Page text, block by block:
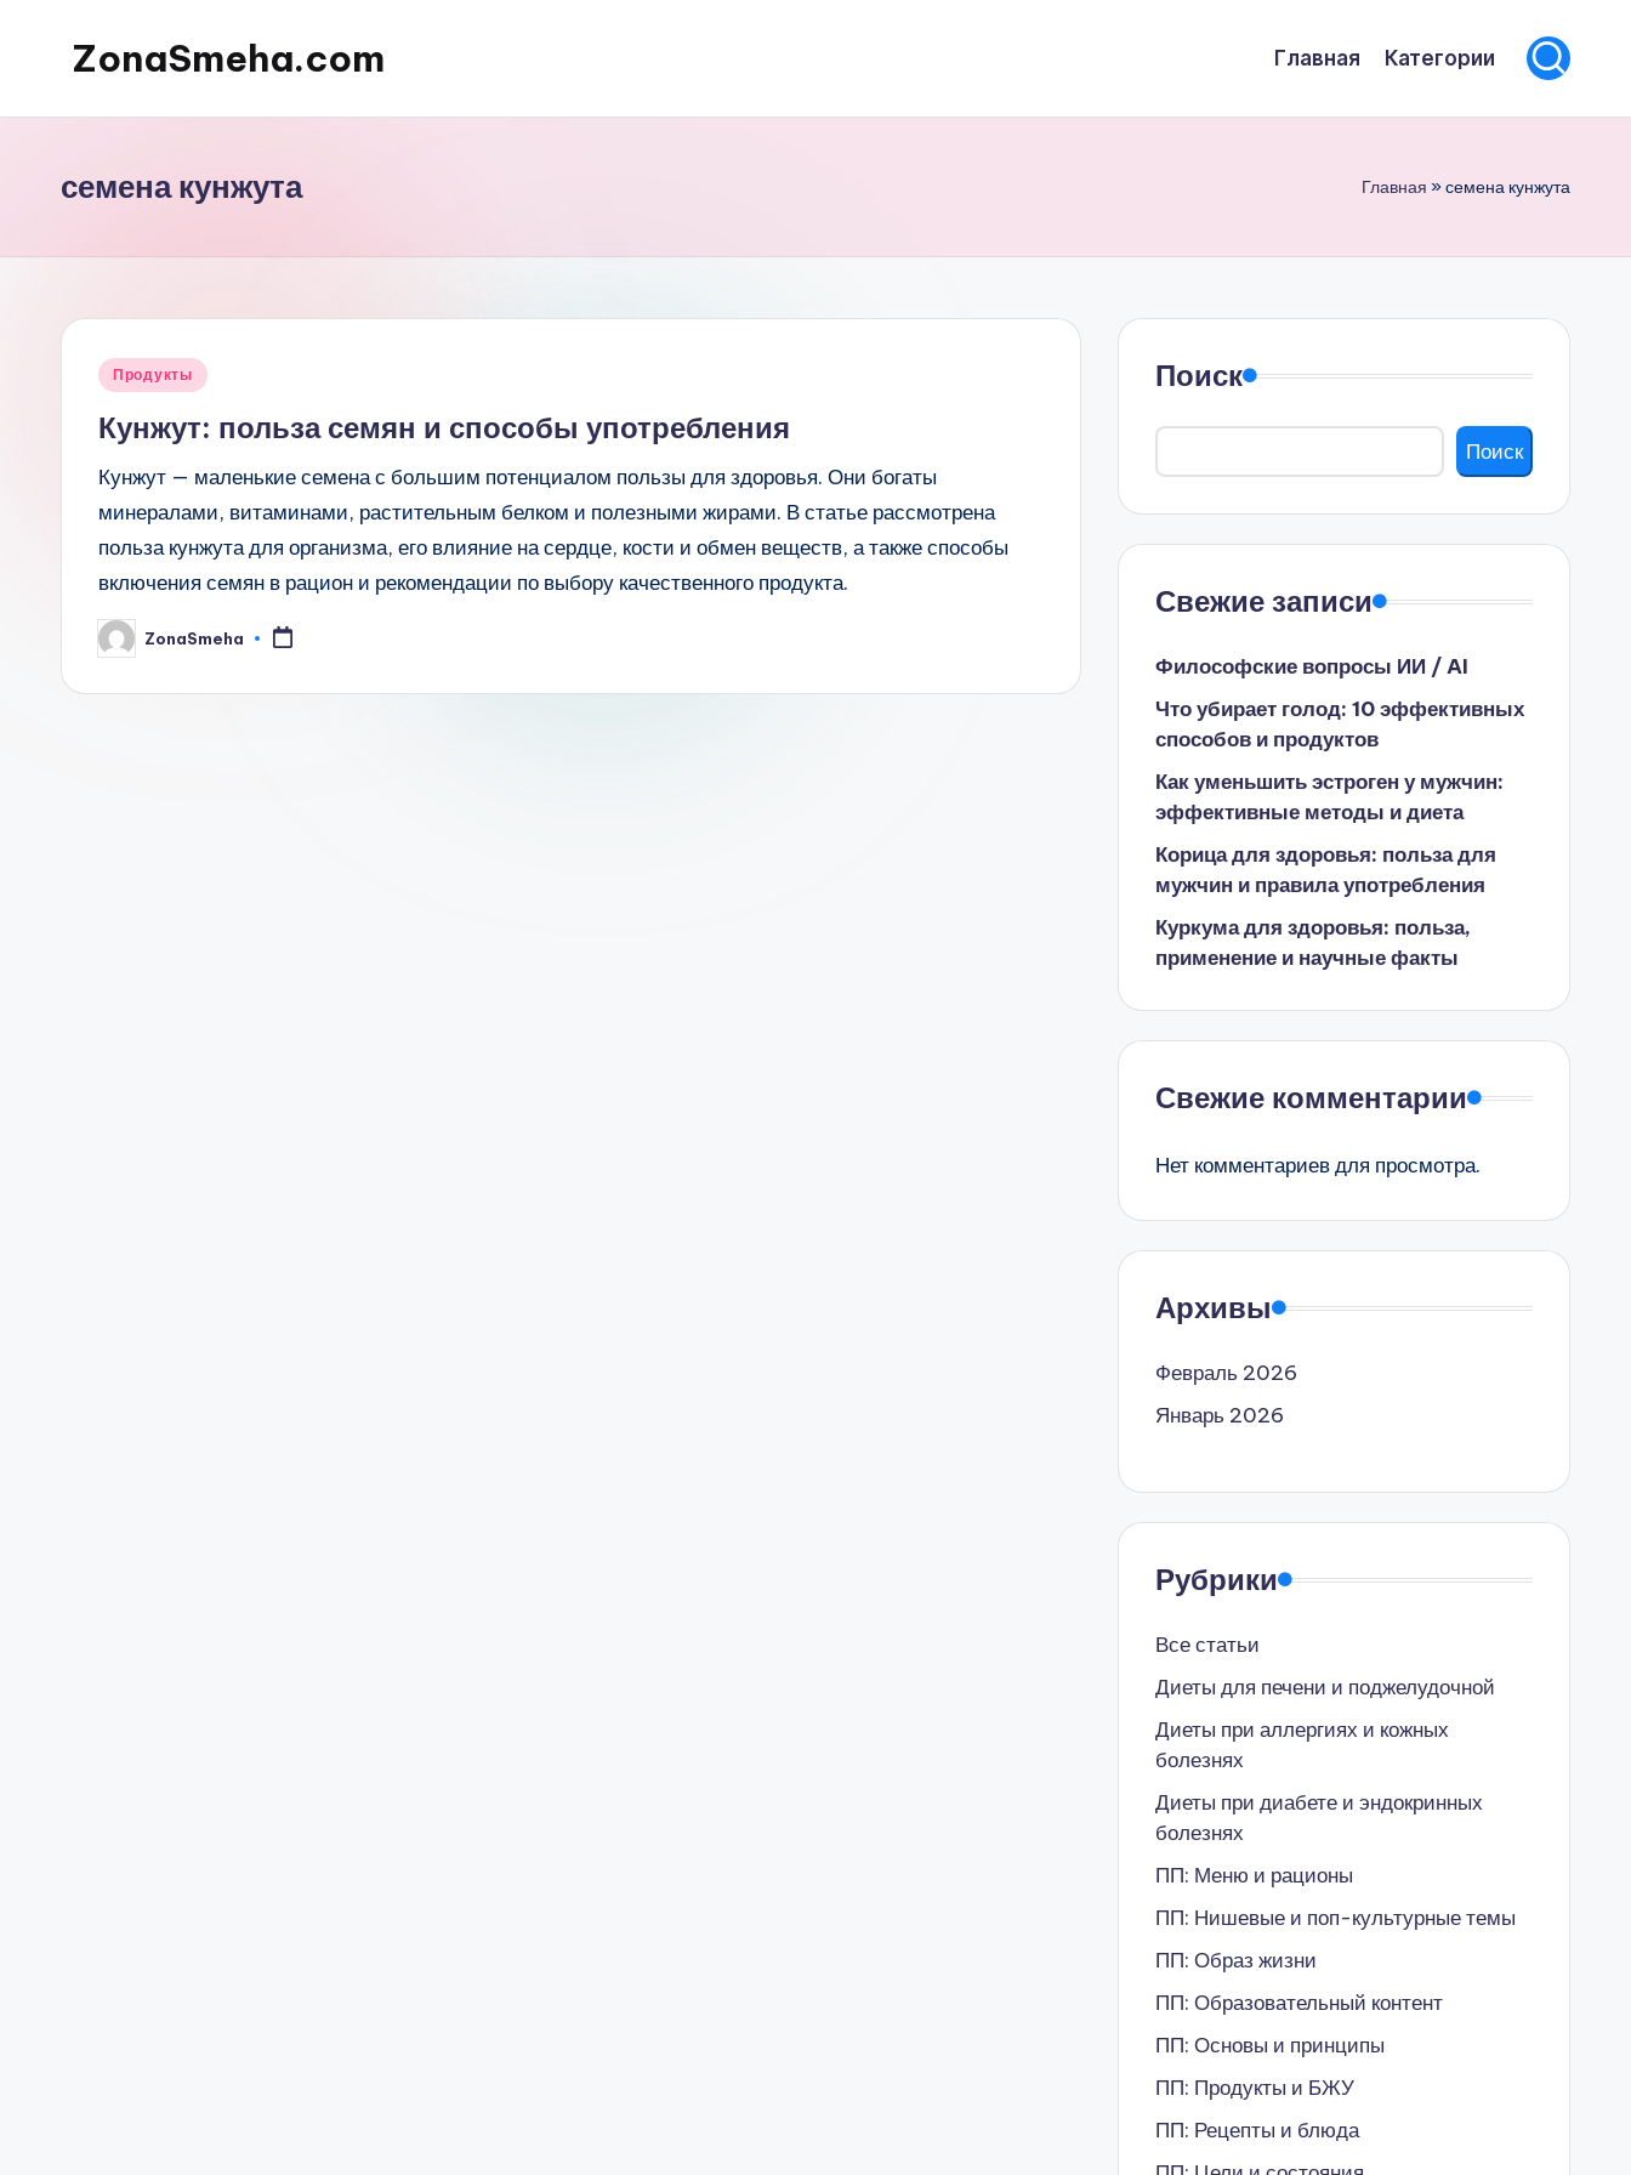
ПерейтиZonaSmeha.com
Правильное
Главная Категории
семена кунжута Главная »семена кунжута
Опубликовано
Продукты
Кунжут: польза семян и способы употребления
Кунжут — маленькие семена с большим потенциалом пользы для здоровья. Они богаты
минералами, витаминами, растительным белком и полезными жирами. В статье рассмотрена
польза кунжута для организма, его влияние на сердце, кости и обмен веществ, а также способы
включения семян в рацион и рекомендации по выбору качественного продукта.
Запись
от
ZonaSmeha
Поиск
Поиск
Свежие записи
Философские вопросы ИИ / AI
Что убирает голод: 10 эффективных
способов и продуктов
Как уменьшить эстроген у мужчин:
эффективные методы и диета
Корица для здоровья: польза для
мужчин и правила употребления
Куркума для здоровья: польза,
применение и научные факты
Свежие комментарии
Нет комментариев для просмотра.
Архивы
Февраль 2026
Январь 2026
Рубрики
Все статьи
Диеты для печени и поджелудочной
Диеты при аллергиях и кожных
болезнях
Диеты при диабете и эндокринных
болезнях
ПП: Меню и рационы
ПП: Нишевые и поп-культурные темы
ПП: Образ жизни
ПП: Образовательный контент
ПП: Основы и принципы
ПП: Продукты и БЖУ
ПП: Рецепты и блюда